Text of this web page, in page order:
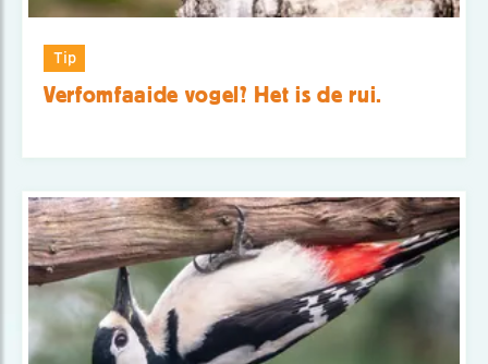
Tip
Verfomfaaide vogel? Het is de rui.